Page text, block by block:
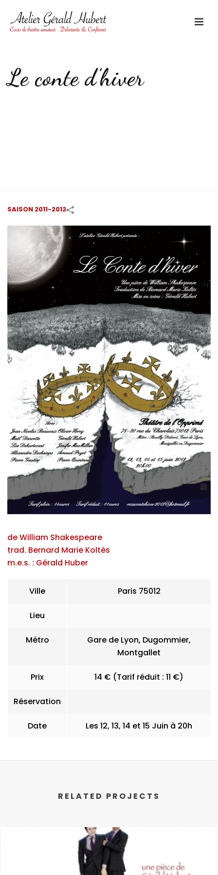
Le conte d’hiver
SAISON 2011-2012
de William Shakespeare
trad. Bernard Marie Koltès
m.e.s. : Gérald Huber
Ville Paris 75012
Lieu
Métro
Gare de Lyon, Dugommier,
Montgallet
Prix 14 € (Tarif réduit : 11 €)
Réservation
Date Les 12, 13, 14 et 15 Juin à 20h
RELATED PROJECTS